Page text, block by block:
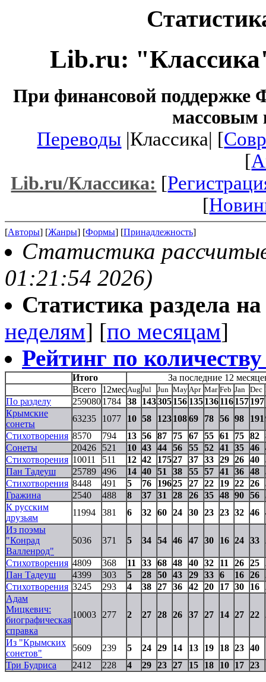
Lib.ru:
При финансовой поддержке
массовым
Переводы |Классика| [
[
Lib.ru/Классика: [
[
[Авторы] [Жанры] [Формы] [Принадлежность]
Статистика
01:21:54 2026)
Статистика раздела
неделям] [по месяцам]
Рейтинг по
Итого
За последние 12
Всего
12мес Aug Jul Jun May Apr Mar Feb Jan Dec
По разделу 2590801784 38 143305156 135136116157197
Крымские
сонеты
63235 1077 10 58 12310869 78 56 98 191
Стихотворения 8570 794 13 56 87 75 67 55 61 75 82
Сонеты
20426 521 10 43 44 56 55 52 41 35 46
Стихотворения 10011 511 12 42 17527 37 33 29 26 40
Пан Тадеуш
25789 496 14 40 51 38 55 57 41 36 48
Стихотворения 8448 491 5 76 19625 27 22 19 22 26
Гражина
2540 488 8 37 31 28 26 35 48 90 56
К русским
друзьям
11994 381 6 32 60 24 30 23 23 32 46
Из поэмы
"Конрад
Валленрод"
5036 371 5 34 54 46 47 30 16 24 33
Стихотворения 4809 368 11 33 68 48 40 32 11 26 25
Пан Тадеуш
4399 303 5 28 50 43 29 33 6 16 26
Стихотворения 3245 293 4 38 27 36 42 20 17 30 16
Адам
Мицкевич:
биографическая
справка
10003 277 2 27 28 26 37 27 14 27 22
Из "Крымских
сонетов"
5609 239 5 24 29 14 13 19 18 23 40
Три Будриса
2412 228 4 29 23 27 15 18 10 17 23